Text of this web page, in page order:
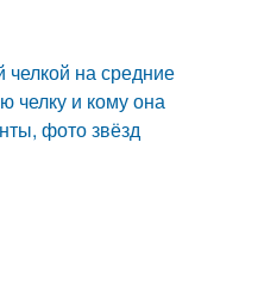
челкой на средние
челку и кому она
фото звёзд